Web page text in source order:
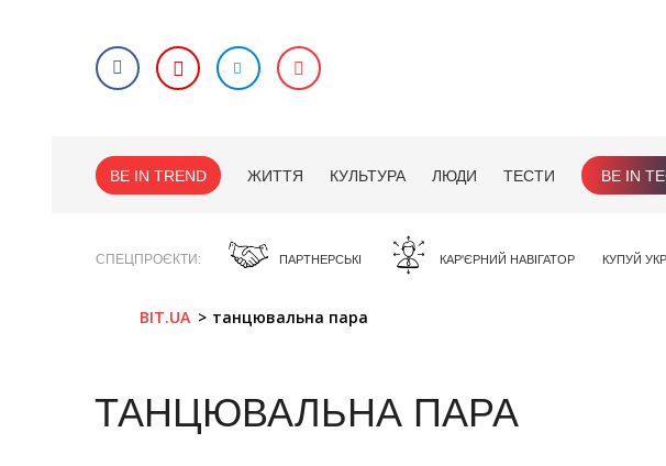
BE IN TREND ЖИТТЯ КУЛЬТУРА ЛЮДИ ТЕСТИ BE IN
СПЕЦПРОЄКТИ ПАРТНЕРСЬКІ КАР'ЄРНИЙ НАВІГАТОР КУПУЙ
BIT.UA танцювальна пара
ТАНЦЮВАЛЬНА ПАРА